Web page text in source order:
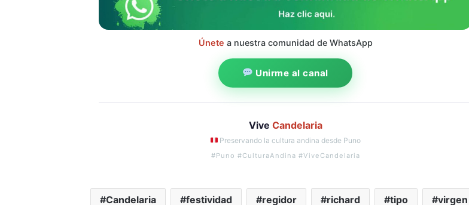
Únete a nuestra comunidad de WhatsApp
Unirme al canal
Vive Candelaria
Preservando la cultura andina desde Puno
#Puno #CulturaAndina #ViveCandelaria
Candelaria festividad regidor richard tipo virgen